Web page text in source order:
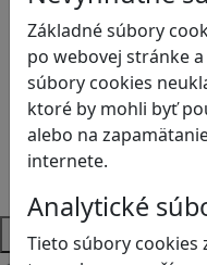
Základné súbory
po webovej stránke
súbory cookies
ktoré by mohli byť
alebo na
internete.
Analytické
Tieto súbory
Logické myslenie
Ľudské práva a
Motorika a
Programovanie/
Sociálne
Strategické
Platformy